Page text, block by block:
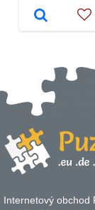
Internetový obchod